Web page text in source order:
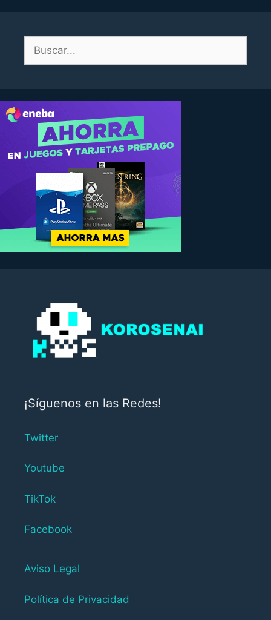
¡Síguenos en las Redes!
Twitter
Youtube
TikTok
Facebook
Aviso Legal
Política de Privacidad